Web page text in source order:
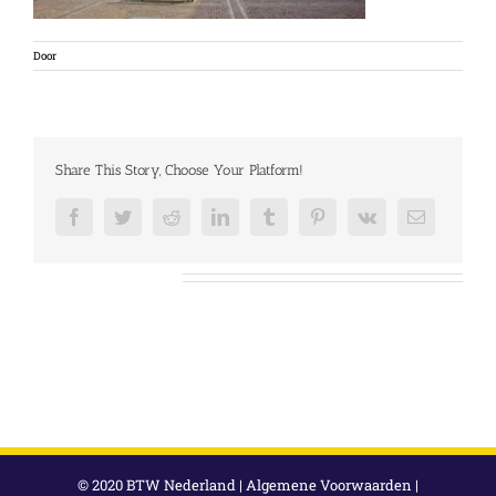
Door
Share This Story, Choose Your Platform!
FacebookTwitterRedditLinkedInTumblr PinterestVk
E-
© 2020 BTW Nederland | Algemene Voorwaarden |